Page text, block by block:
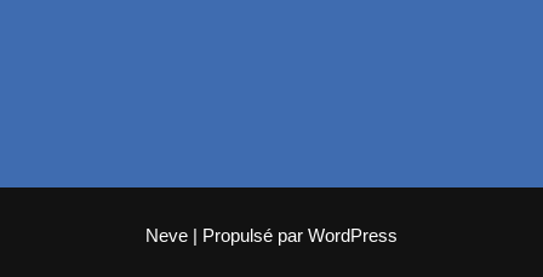
Neve | Propulsé par WordPress